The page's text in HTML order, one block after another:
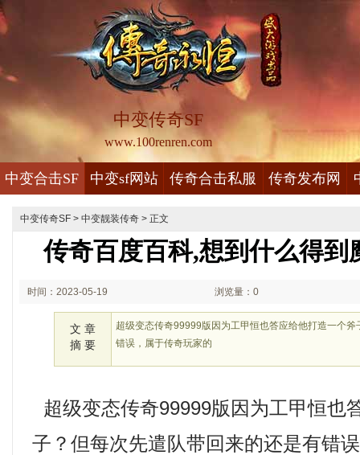
中变传奇SF
www.100renren.com
中变合击SF 中变sf网站 传奇合击私服 传奇发布网
中变传奇SF > 中变靓装传奇 > 正文
传奇百度百科,想到什么得到
时间：2023-05-19 浏览量：0
文 章
摘 要
超级变态传奇99999版因为工甲恒也答应给他打造一个
错误，属于传奇玩家的
超级变态传奇99999版因为工甲恒也
子？但每次先遣队带回来的还是有错